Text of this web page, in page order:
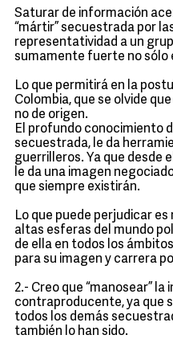
Saturar de información
“mártir” secuestrada por
representatividad a un
sumamente fuerte no sólo
Lo que permitirá en la
Colombia, que se olvide
no de origen.
El profundo conocimiento
secuestrada, le da
guerrilleros. Ya que desde
le da una imagen
que siempre existirán.
Lo que puede perjudicar
altas esferas del mundo
de ella en todos los
para su imagen y carrera
2.- Creo que “manosear”
contraproducente, ya que
todos los demás
también lo han sido.